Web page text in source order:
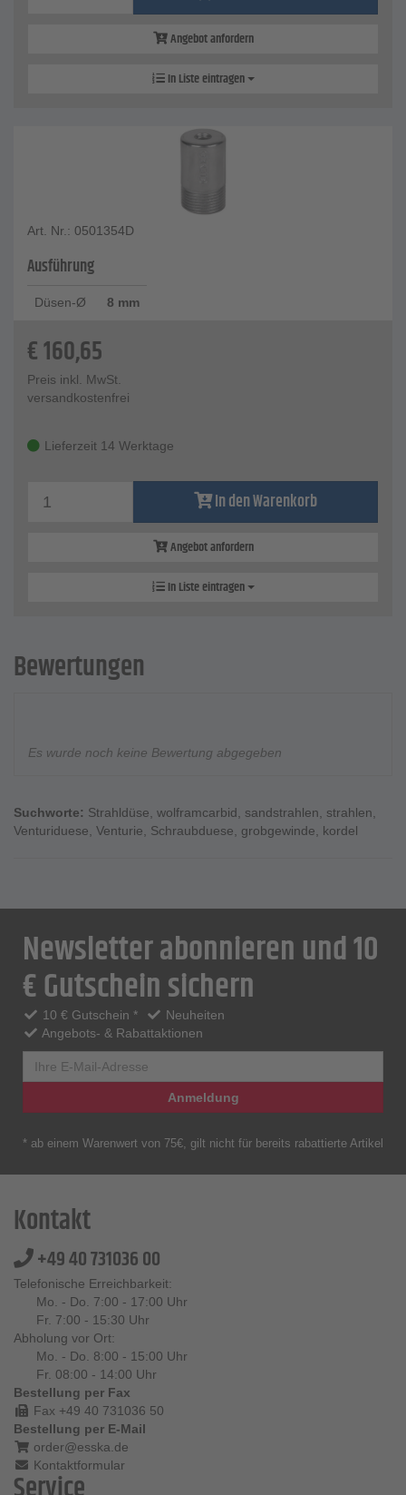
Angebot anfordern
In Liste eintragen
Art. Nr.: 0501354D
Ausführung
Düsen-Ø 8 mm
€160,65
Preis inkl. MwSt.
versandkostenfrei
Lieferzeit 14 Werktage
In den Warenkorb
Angebot anfordern
In Liste eintragen
Bewertungen
Es wurde noch keine Bewertung abgegeben
Suchworte: Strahldüse, wolframcarbid, sandstrahlen, strahlen,
Venturiduese, Venturie, Schraubduese, grobgewinde, kordel
Newsletter abonnieren und 10
€ Gutschein sichern
10 € Gutschein *
Neuheiten
Angebots- & Rabattaktionen
Anmeldung
* ab einem Warenwert von 75€, gilt nicht für bereits rabattierte Artikel
Kontakt
+49 40 731036 00
Telefonische Erreichbarkeit:
Mo. - Do. 7:00 - 17:00 Uhr
Fr. 7:00 - 15:30 Uhr
Abholung vor Ort:
Mo. - Do. 8:00 - 15:00 Uhr
Fr. 08:00 - 14:00 Uhr
Bestellung per Fax
Fax +49 40 731036 50
Bestellung per E-Mail
order@esska.de
Kontaktformular